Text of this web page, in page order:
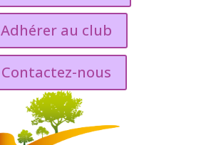
Adhérer au club
Contactez-nous